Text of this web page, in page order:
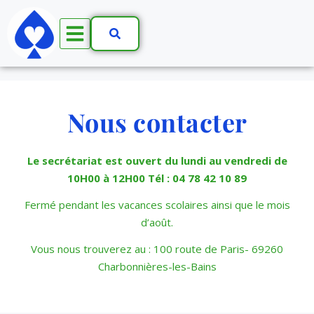
Nous contacter
Le secrétariat est ouvert du lundi au vendredi de
10H00 à 12H00 Tél : 04 78 42 10 89
Fermé pendant les vacances scolaires ainsi que le mois
d’août.
Vous nous trouverez au : 100 route de Paris- 69260
Charbonnières-les-Bains